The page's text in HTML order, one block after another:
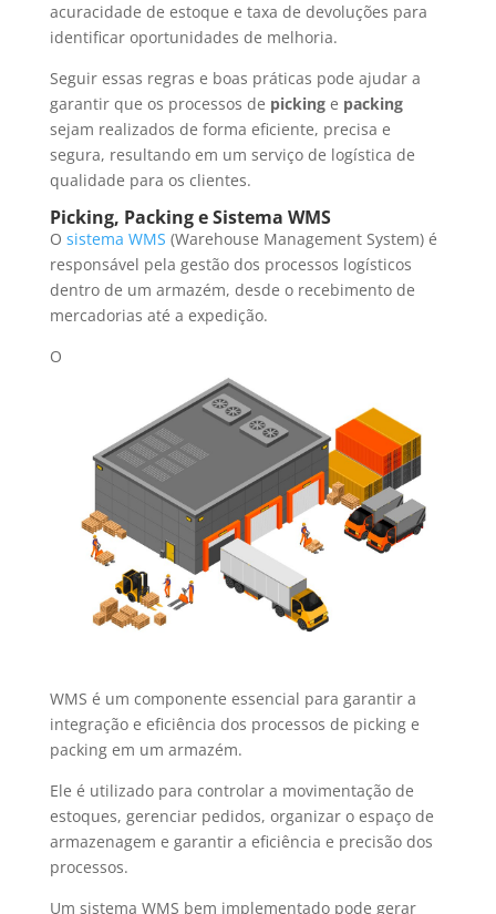
acuracidade de estoque e taxa de devoluções para
identificar oportunidades de melhoria.
Seguir essas regras e boas práticas pode ajudar a
garantir que os processos de picking e packing
sejam realizados de forma eficiente, precisa e
segura, resultando em um serviço de logística de
qualidade para os clientes.
Picking, Packing e Sistema WMS
O sistema WMS (Warehouse Management System) é
responsável pela gestão dos processos logísticos
dentro de um armazém, desde o recebimento de
mercadorias até a expedição.
O
WMS é um componente essencial para garantir a
integração e eficiência dos processos de picking e
packing em um armazém.
Ele é utilizado para controlar a movimentação de
estoques, gerenciar pedidos, organizar o espaço de
armazenagem e garantir a eficiência e precisão dos
processos.
Um sistema WMS bem implementado pode gerar